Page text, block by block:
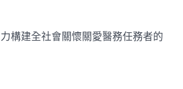
設
計
建全社會關懷關愛醫務任務者的